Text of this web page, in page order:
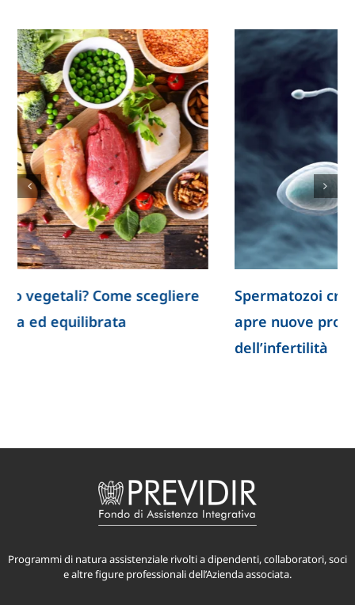
Spermatozoi creati in laboratorio: la ricerca
apre nuove prospettive per lo studio
Programmi di natura assistenziale rivolti a dipendenti, collaboratori, soci